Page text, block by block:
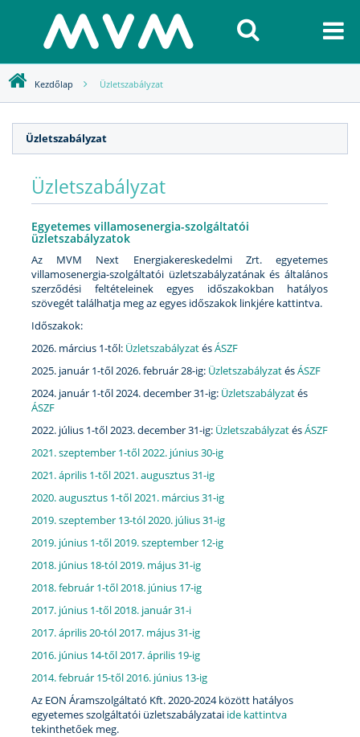
Kezdőlap Üzletszabályzat
Üzletszabályzat
Üzletszabályzat
Egyetemes villamosenergia-szolgáltatói
üzletszabályzatok
Az MVM Next Energiakereskedelmi Zrt. egyetemes
villamosenergia-szolgáltatói üzletszabályzatának és általános
szerződési feltételeinek egyes időszakokban hatályos
szövegét találhatja meg az egyes időszakok linkjére kattintva.
Időszakok:
2026. március 1-től: ÜzletszabályzatésÁSZF
2025. január 1-től 2026. február 28-ig: ÜzletszabályzatésÁSZF
2024. január 1-től 2024. december 31-ig: Üzletszabályzatés
ÁSZF
2022. július 1-től 2023. december 31-ig: ÜzletszabályzatésÁSZF
2021. szeptember 1-től 2022. június 30-ig
2021. április 1-től 2021. augusztus 31-ig
2020. augusztus 1-től 2021. március 31-ig
2019. szeptember 13-tól 2020. július 31-ig
2019. június 1-től 2019. szeptember 12-ig
2018. június 18-tól 2019. május 31-ig
2018. február 1-től 2018. június 17-ig
2017. június 1-től 2018. január 31-i
2017. április 20-tól 2017. május 31-ig
2016. június 14-től 2017. április 19-ig
2014. február 15-től 2016. június 13-ig
Az EON Áramszolgáltató Kft. 2020-2024 között hatályos
egyetemes szolgáltatói üzletszabályzatai ide kattintva
tekinthetőek meg.